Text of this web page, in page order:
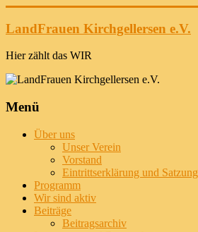
Inhalt
springen
LandFrauen Kirchgellersen e.V.
Hier zählt das WIR
Menü
Über uns
Unser Verein
Vorstand
Eintrittserklärung und Satzung
Programm
Wir sind aktiv
Beiträge
Beitragsarchiv